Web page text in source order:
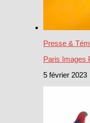
Presse &
Paris Images
5 février 2023